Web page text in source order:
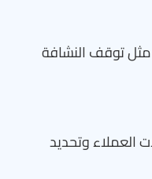
مثل توقف النشافة
العملاء وتحديد